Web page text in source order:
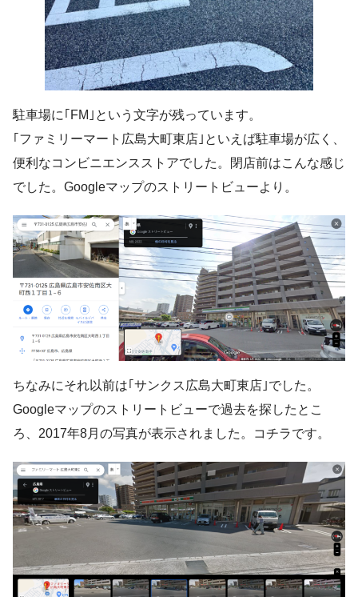
駐車場に｢FM｣という文字が残っています。
｢ファミリーマート広島大町東店｣といえば駐車場が広く、
便利なコンビニエンスストアでした。閉店前はこんな感じ
でした。Googleマップのストリートビューより。
ちなみにそれ以前は｢サンクス広島大町東店｣でした。
Googleマップのストリートビューで過去を探したとこ
ろ、2017年8月の写真が表示されました。コチラです。